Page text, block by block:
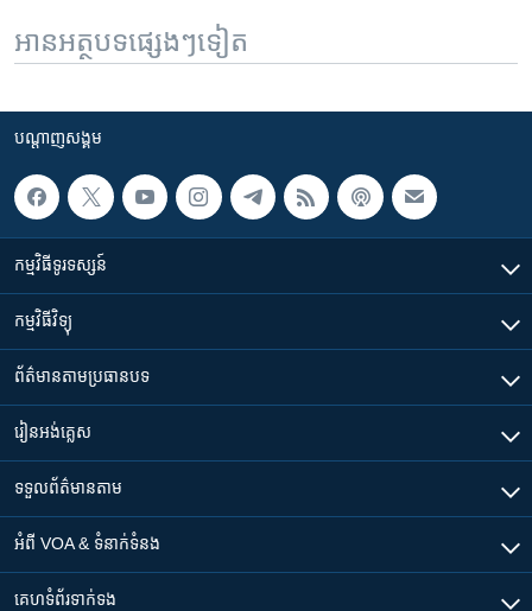
អានអត្ថបទផ្សេងៗទៀត
បណ្តាញ​សង្គម
កម្មវិធី​ទូរទស្សន៍
កម្មវិធី​វិទ្យុ
ព័ត៌មាន​តាមប្រធានបទ​
រៀន​​អង់គ្លេស
ទទួល​ព័ត៌មាន​តាម
អំពី​ VOA & ទំនាក់ទំនង
គេហទំព័រ​​ទាក់ទង